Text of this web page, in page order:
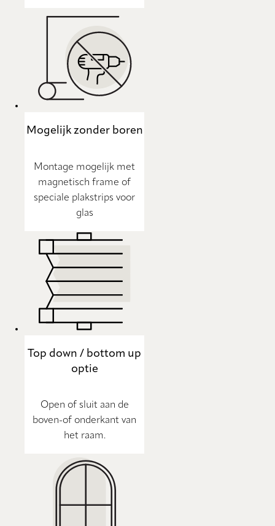
Mogelijk zonder boren
Montage mogelijk met
magnetisch frame of
speciale plakstrips voor
glas
Top down / bottom up
optie
Open of sluit aan de
boven-of onderkant van
het raam.